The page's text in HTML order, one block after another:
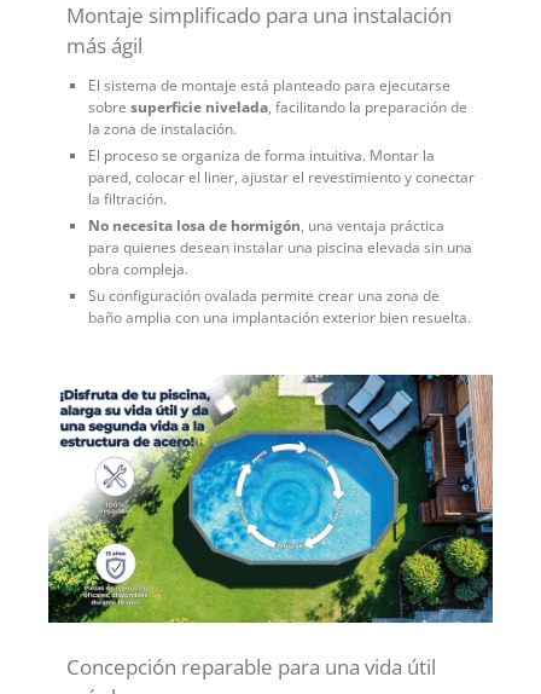
Montaje simplificado para una instalación
más ágil
El sistema de montaje está planteado para ejecutarse
sobre superficie nivelada, facilitando la preparación de
la zona de instalación.
El proceso se organiza de forma intuitiva. Montar la
pared, colocar el liner, ajustar el revestimiento y conectar
la filtración.
No necesita losa de hormigón, una ventaja práctica
para quienes desean instalar una piscina elevada sin una
obra compleja.
Su configuración ovalada permite crear una zona de
baño amplia con una implantación exterior bien resuelta.
Concepción reparable para una vida útil